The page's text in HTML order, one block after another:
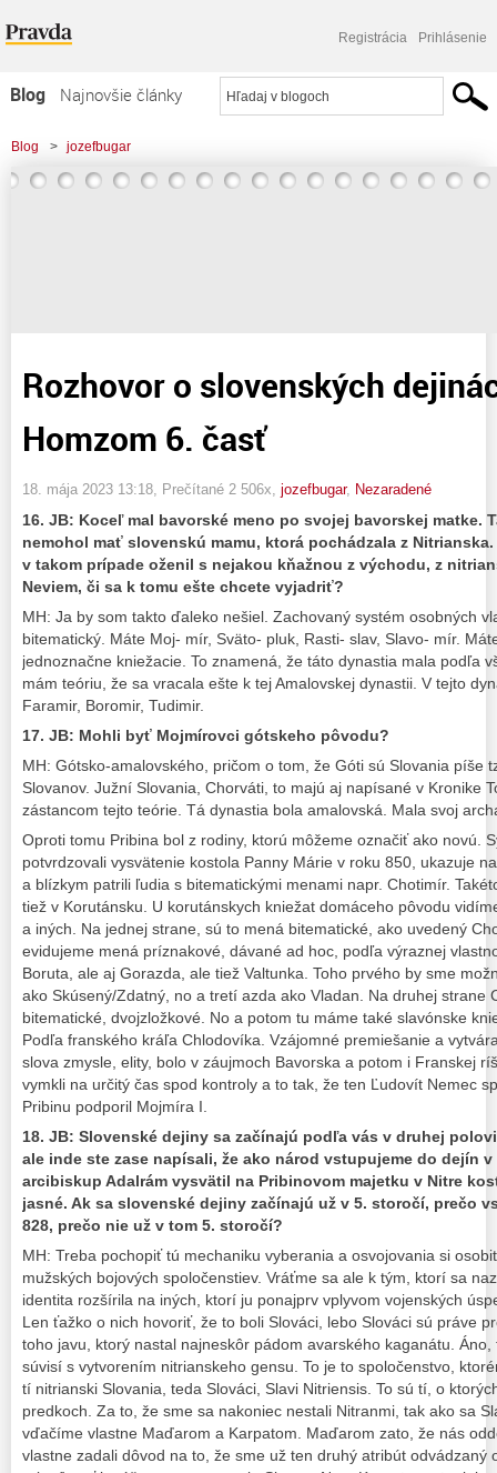
Registrácia Prihlásenie
Blog
Najnovšie články
Najčítanejšie články
Najkomentovanejšie články
Blog > jozefbugar
> Rozhovor o slovenských dejinách s Martinom Homzom 6. časť
Rozhovor o slovenských
Homzom 6. časť
18. mája 2023 13:18 , Prečítané 2 506x, jozefbugar, Nezaradené
16. JB: Koceľ mal bavorské meno po svojej bavorskej matke.
nemohol mať slovenskú mamu, ktorá pochádzala z
v takom prípade oženil s nejakou kňažnou z východu, z
Neviem, či sa k tomu ešte chcete vyjadriť?
MH: Ja by som takto ďaleko nešiel. Zachovaný systém osobných
bitematický. Máte Moj- mír, Sväto- pluk, Rasti- slav, Slavo- mír.
jednoznačne kniežacie. To znamená, že táto dynastia mala podľa
mám teóriu, že sa vracala ešte k tej Amalovskej dynastii. V tejto
Faramir, Boromir, Tudimir.
17. JB: Mohli byť Mojmírovci gótskeho pôvodu?
MH: Gótsko-amalovského, pričom o tom, že Góti sú Slovania píše
Slovanov. Južní Slovania, Chorváti, to majú aj napísané v Kronike
zástancom tejto teórie. Tá dynastia bola amalovská. Mala svoj
Oproti tomu Pribina bol z rodiny, ktorú môžeme označiť ako novú.
potvrdzovali vysvätenie kostola Panny Márie v roku 850, ukazuje
a blízkym patrili ľudia s bitematickými menami napr. Chotimír.
tiež v Korutánsku. U korutánskych kniežat domáceho pôvodu
a iných. Na jednej strane, sú to mená bitematické, ako uvedený
evidujeme mená príznakové, dávané ad hoc, podľa výraznej
Boruta, ale aj Gorazda, ale tiež Valtunka. Toho prvého by sme
ako Skúsený/Zdatný, no a tretí azda ako Vladan. Na druhej strane
bitematické, dvojzložkové. No a potom tu máme také slavónske
Podľa franského kráľa Chlodovíka. Vzájomné premiešanie a
slova zmysle, elity, bolo v záujmoch Bavorska a potom i Franskej
vymkli na určitý čas spod kontroly a to tak, že ten Ľudovít Nemec
Pribinu podporil Mojmíra I.
18. JB: Slovenské dejiny sa začínajú podľa vás v druhej
ale inde ste zase napísali, že ako národ vstupujeme do dejín
arcibiskup Adalrám vysvätil na Pribinovom majetku v Nitre
jasné. Ak sa slovenské dejiny začínajú už v 5. storočí, prečo
828, prečo nie už v tom 5. storočí?
MH: Treba pochopiť tú mechaniku vyberania a osvojovania si
mužských bojových spoločenstiev. Vráťme sa ale k tým, ktorí sa
identita rozšírila na iných, ktorí ju ponajprv vplyvom vojenských
Len ťažko o nich hovoriť, že to boli Slováci, lebo Slováci sú práve
toho javu, ktorý nastal najneskôr pádom avarského kaganátu.
súvisí s vytvorením nitrianskeho gensu. To je to spoločenstvo,
tí nitrianski Slovania, teda Slováci, Slavi Nitriensis. To sú tí, o
predkoch. Za to, že sme sa nakoniec nestali Nitranmi, tak ako sa
vďačíme vlastne Maďarom a Karpatom. Maďarom zato, že nás
vlastne zadali dôvod na to, že sme už ten druhý atribút odvádzaný